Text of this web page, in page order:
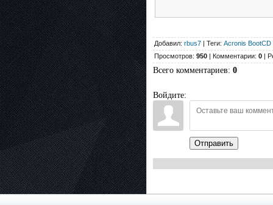
Добавил: rbus7 | Теги: Acronis BootCD
Просмотров: 950 | Комментарии: 0 |
Всего комментариев: 0
Войдите:
Отправить